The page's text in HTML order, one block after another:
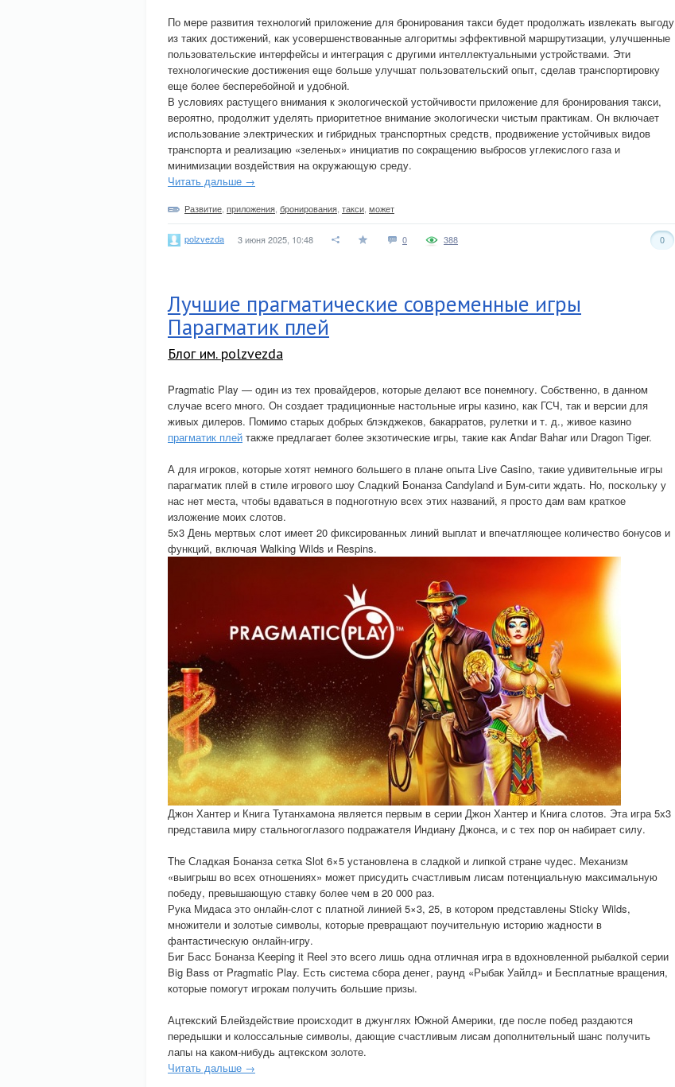
По мере развития технологий приложение для бронирования такси будет продолжать извлекать выгоду
из таких достижений, как усовершенствованные алгоритмы эффективной маршрутизации, улучшенные
пользовательские интерфейсы и интеграция с другими интеллектуальными устройствами. Эти
технологические достижения еще больше улучшат пользовательский опыт, сделав транспортировку
еще более бесперебойной и удобной.
В условиях растущего внимания к экологической устойчивости приложение для бронирования такси,
вероятно, продолжит уделять приоритетное внимание экологически чистым практикам. Он включает
использование электрических и гибридных транспортных средств, продвижение устойчивых видов
транспорта и реализацию «зеленых» инициатив по сокращению выбросов углекислого газа и
минимизации воздействия на окружающую среду.
Читать дальше →
Развитие приложения бронирования такси может
polzvezda 3 июня 2025, 10:48 0 0
388
Лучшие прагматические современные игры
Парагматик плей
Блог им. polzvezda
Pragmatic Play — один из тех провайдеров, которые делают все понемногу. Собственно, в данном
случае всего много. Он создает традиционные настольные игры казино, как ГСЧ, так и версии для
живых дилеров. Помимо старых добрых блэкджеков, бакарратов, рулетки и т. д., живое казино
прагматик плей также предлагает более экзотические игры, такие как Andar Bahar или Dragon Tiger.
А для игроков, которые хотят немного большего в плане опыта Live Casino, такие удивительные игры
парагматик плей в стиле игрового шоу Сладкий Бонанза Candyland и Бум-сити ждать. Но, поскольку у
нас нет места, чтобы вдаваться в подноготную всех этих названий, я просто дам вам краткое
изложение моих слотов.
5х3 День мертвых слот имеет 20 фиксированных линий выплат и впечатляющее количество бонусов и
функций, включая Walking Wilds и Respins.
Джон Хантер и Книга Тутанхамона является первым в серии Джон Хантер и Книга слотов. Эта игра 5х3
представила миру стальногоглазого подражателя Индиану Джонса, и с тех пор он набирает силу.
The Сладкая Бонанза сетка Slot 6×5 установлена в сладкой и липкой стране чудес. Механизм
«выигрыш во всех отношениях» может присудить счастливым лисам потенциальную максимальную
победу, превышающую ставку более чем в 20 000 раз.
Рука Мидаса это онлайн-слот с платной линией 5×3, 25, в котором представлены Sticky Wilds,
множители и золотые символы, которые превращают поучительную историю жадности в
фантастическую онлайн-игру.
Биг Басс Бонанза Keeping it Reel это всего лишь одна отличная игра в вдохновленной рыбалкой серии
Big Bass от Pragmatic Play. Есть система сбора денег, раунд «Рыбак Уайлд» и Бесплатные вращения,
которые помогут игрокам получить большие призы.
Ацтекский Блейздействие происходит в джунглях Южной Америки, где после побед раздаются
передышки и колоссальные символы, дающие счастливым лисам дополнительный шанс получить
лапы на каком-нибудь ацтекском золоте.
Читать дальше →